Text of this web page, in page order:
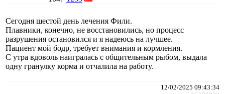
Сегодня шестой день лечения Фили.
Плавники, конечно, не восстановились, но процесс
разрушения остановился и я надеюсь на лучшее.
Пациент мой бодр, требует внимания и кормления.
С утра вдоволь наигралась с общительным рыбом, выдала
одну гранулку корма и отчалила на работу.
12/02/2025 09:43:34